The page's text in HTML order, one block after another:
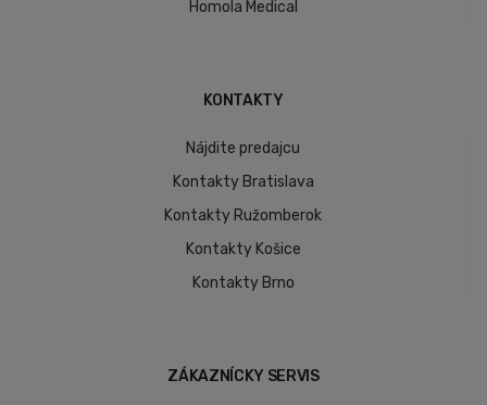
Homola Medical
KONTAKTY
Nájdite predajcu
Kontakty Bratislava
Kontakty Ružomberok
Kontakty Košice
Kontakty Brno
ZÁKAZNÍCKY SERVIS